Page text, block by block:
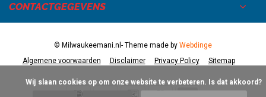
CONTACTGEGEVENS
Algemene voorwaarden Disclaimer Privacy Policy Sitemap
© Milwaukeemani.nl- Theme made byWebdinge